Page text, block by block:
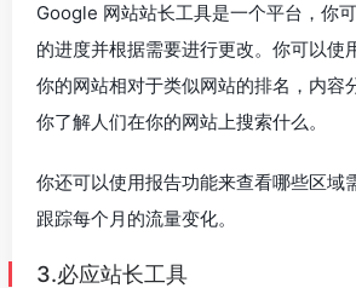
Google 网站站长工具是一个平台，你
的进度并根据需要进行更改。你可以使
你的网站相对于类似网站的排名，内容
你了解人们在你的网站上搜索什么。
你还可以使用报告功能来查看哪些区域
跟踪每个月的流量变化。
3.必应站长工具